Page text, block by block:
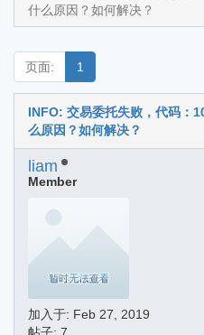
什么原因？如何解决？
页面: 1
INFO: 交易委托失败，代码：
么原因？如何解决？
liam
Member
加入于: Feb 27, 2019